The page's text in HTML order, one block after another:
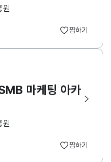
원
찜하기
마케팅 아카
원
찜하기